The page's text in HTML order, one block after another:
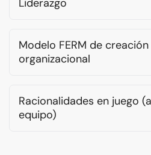
Modelo FERM de
organizacional
Racionalidades en juego
equipo)